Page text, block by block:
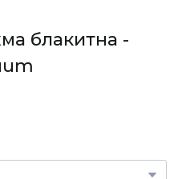
блакитна -